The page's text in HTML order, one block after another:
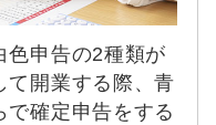
色申告の2種類が
て開業する際、青
確定申告をする